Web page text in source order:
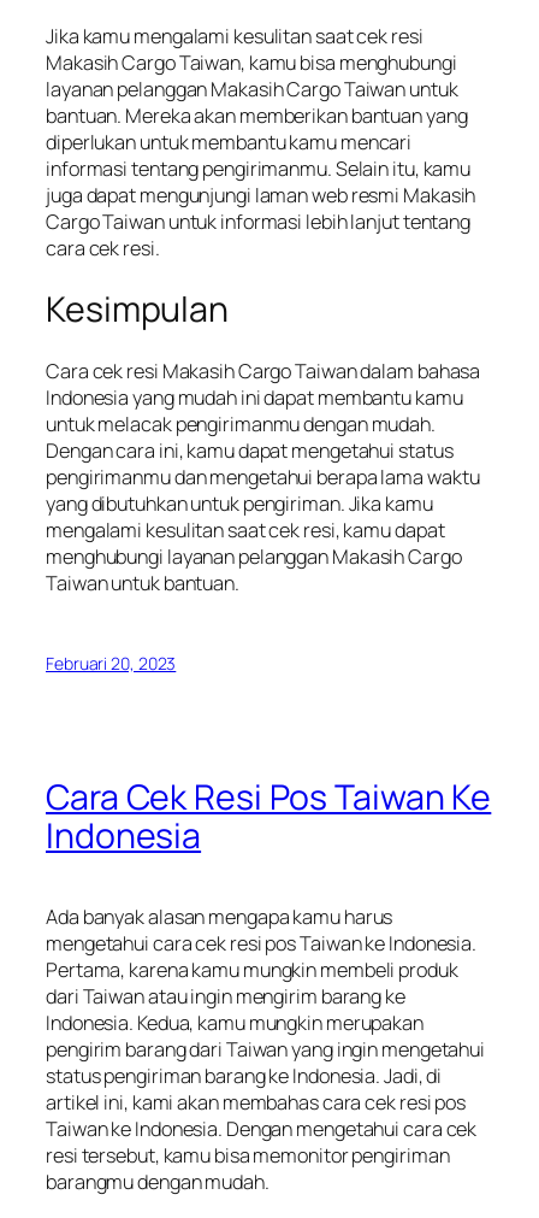
Jika kamu mengalami kesulitan saat cek resi
Makasih Cargo Taiwan, kamu bisa menghubungi
layanan pelanggan Makasih Cargo Taiwan untuk
bantuan. Mereka akan memberikan bantuan yang
diperlukan untuk membantu kamu mencari
informasi tentang pengirimanmu. Selain itu, kamu
juga dapat mengunjungi laman web resmi Makasih
Cargo Taiwan untuk informasi lebih lanjut tentang
cara cek resi.
Kesimpulan
Cara cek resi Makasih Cargo Taiwan dalam bahasa
Indonesia yang mudah ini dapat membantu kamu
untuk melacak pengirimanmu dengan mudah.
Dengan cara ini, kamu dapat mengetahui status
pengirimanmu dan mengetahui berapa lama waktu
yang dibutuhkan untuk pengiriman. Jika kamu
mengalami kesulitan saat cek resi, kamu dapat
menghubungi layanan pelanggan Makasih Cargo
Taiwan untuk bantuan.
Februari 20, 2023
Cara Cek Resi Pos Taiwan Ke
Indonesia
Ada banyak alasan mengapa kamu harus
mengetahui cara cek resi pos Taiwan ke Indonesia.
Pertama, karena kamu mungkin membeli produk
dari Taiwan atau ingin mengirim barang ke
Indonesia. Kedua, kamu mungkin merupakan
pengirim barang dari Taiwan yang ingin mengetahui
status pengiriman barang ke Indonesia. Jadi, di
artikel ini, kami akan membahas cara cek resi pos
Taiwan ke Indonesia. Dengan mengetahui cara cek
resi tersebut, kamu bisa memonitor pengiriman
barangmu dengan mudah.